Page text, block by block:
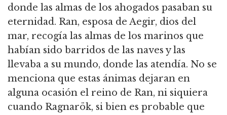
donde las almas de los ahogados pasaban su
eternidad. Ran, esposa de Aegir, dios del
mar, recogía las almas de los marinos que
habían sido barridos de las naves y las
llevaba a su mundo, donde las atendía. No se
menciona que estas ánimas dejaran en
alguna ocasión el reino de Ran, ni siquiera
cuando Ragnarök, si bien es probable que